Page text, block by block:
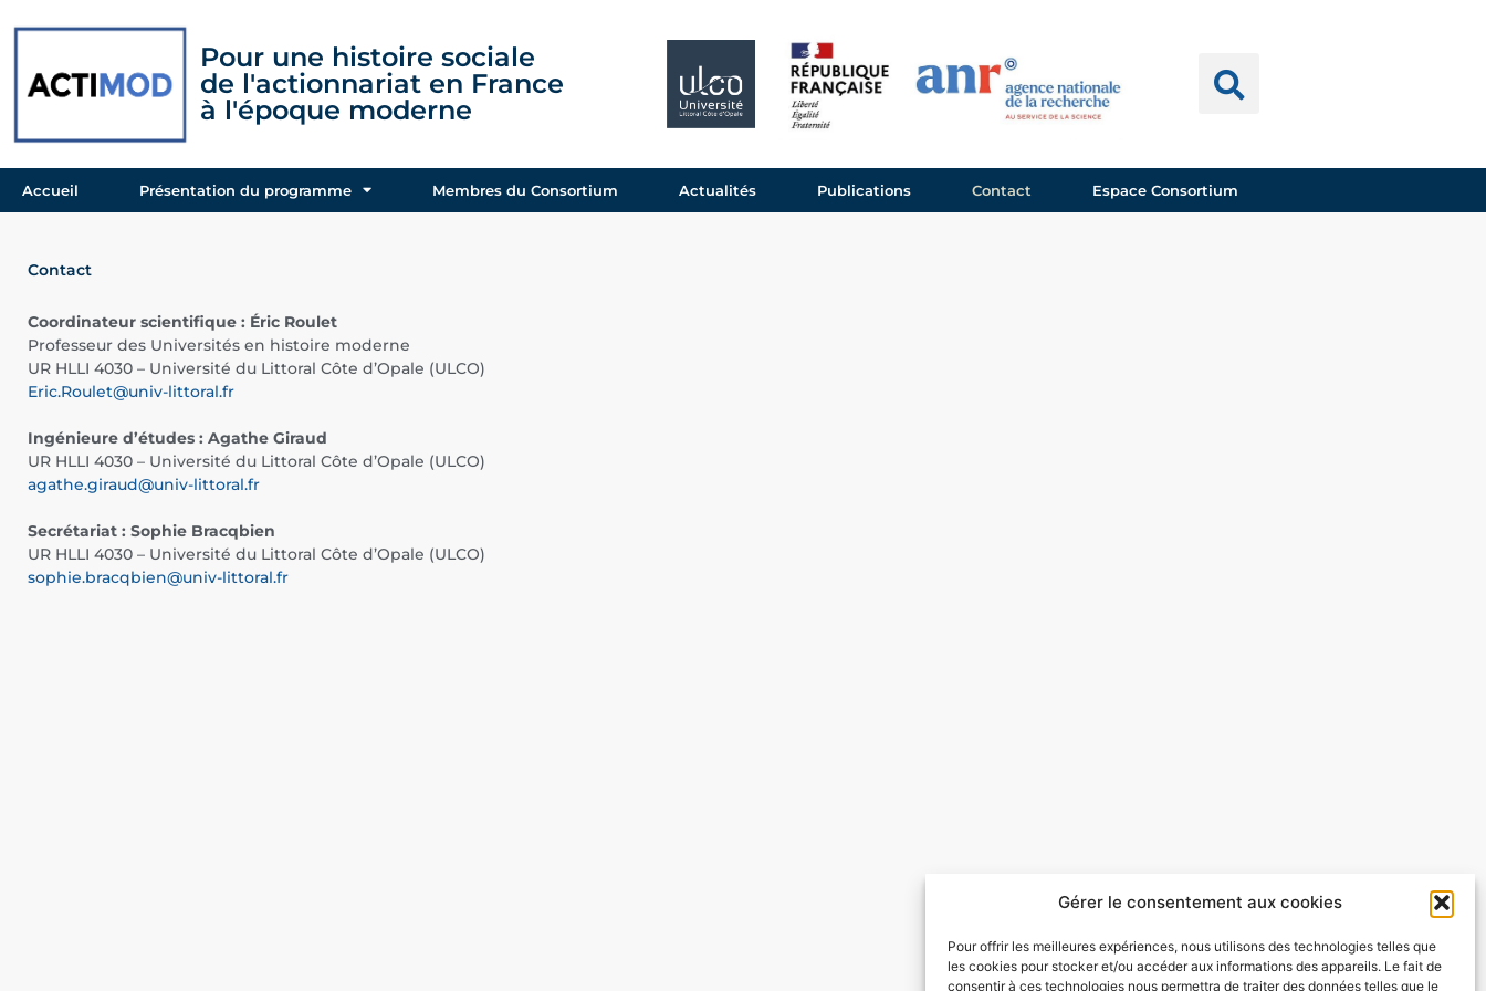
Gérer le consentement aux cookies
Pour offrir les meilleures expériences, nous utilisons des technologies telles que
les cookies pour stocker et/ou accéder aux informations des appareils. Le fait de
consentir à ces technologies nous permettra de traiter des données telles que le
Pour une histoire sociale
de l'actionnariat en France
à l'époque moderne
Accueil Présentation du programme Membres du Consortium Actualités Publications Contact Espace Consortium
Contact
Coordinateur scientifique : Éric Roulet
Professeur des Universités en histoire moderne
UR HLLI 4030 – Université du Littoral Côte d’Opale (ULCO)
Eric.Roulet@univ-littoral.fr
Ingénieure d’études : Agathe Giraud
UR HLLI 4030 – Université du Littoral Côte d’Opale (ULCO)
agathe.giraud@univ-littoral.fr
Secrétariat : Sophie Bracqbien
UR HLLI 4030 – Université du Littoral Côte d’Opale (ULCO)
sophie.bracqbien@univ-littoral.fr